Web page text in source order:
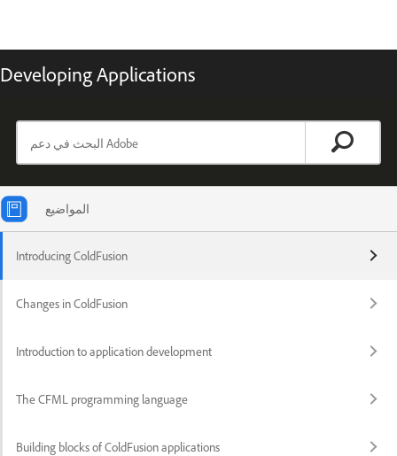
Developing Applications
المواضيع
Introducing ColdFusion
Changes in ColdFusion
Introduction to application development
The CFML programming language
Building blocks of ColdFusion applications